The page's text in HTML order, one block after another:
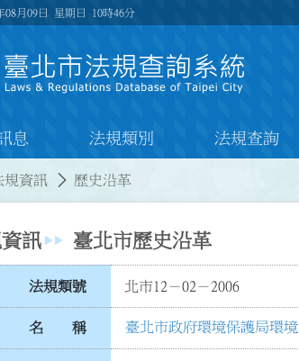
08月09日 星期日 10時46分
息 法規類別 法規查詢
規資訊 歷史沿革
訊 臺北市歷史沿革
法規類號 北市12－02－2006
名 稱 臺北市政府環境保護局環